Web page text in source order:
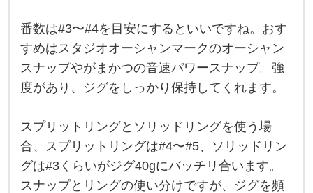
で
す
が
ブ
リ
相
ら
必
ず
強
度
の
番数は#3〜#4を目安にするといいですね。おす
すめはスタジオオーシャンマークのオーシャン
スナップやがまかつの音速パワースナップ。強
度があり、ジグをしっかり保持してくれます。
スプリットリングとソリッドリングを使う場
合、スプリットリングは#4〜#5、ソリッドリン
グは#3くらいがジグ40gにバッチリ合います。
スナップとリングの使い分けですが、ジグを頻